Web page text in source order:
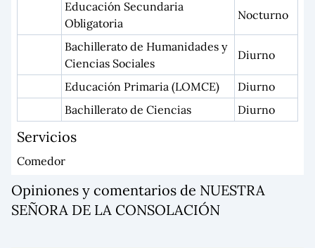
Educación Secundaria
Obligatoria
Nocturno
Bachillerato de Humanidades y
Ciencias Sociales
Diurno
Educación Primaria (LOMCE)
Diurno
Bachillerato de Ciencias
Diurno
Servicios
Comedor
Opiniones y comentarios de NUESTRA
SEÑORA DE LA CONSOLACIÓN